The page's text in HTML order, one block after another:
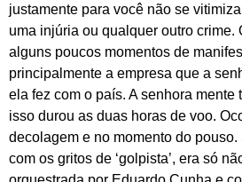
justamente para você não se
uma injúria ou qualquer outro crime.
alguns poucos momentos de
principalmente a empresa que a
ela fez com o país. A senhora mente
isso durou as duas horas de voo.
decolagem e no momento do
com os gritos de ‘golpista’, era só